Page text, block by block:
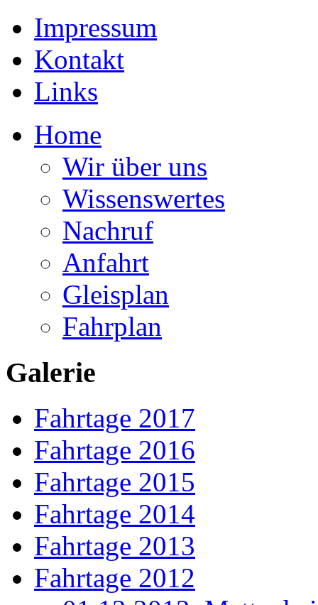
Impressum
Kontakt
Links
Home
Wir über uns
Wissenswertes
Nachruf
Anfahrt
Gleisplan
Fahrplan
Galerie
Fahrtage 2017
Fahrtage 2016
Fahrtage 2015
Fahrtage 2014
Fahrtage 2013
Fahrtage 2012